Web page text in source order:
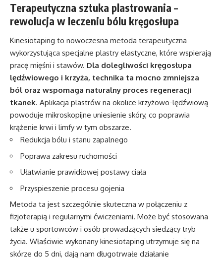
Terapeutyczna sztuka plastrowania –
rewolucja w leczeniu bólu kręgosłupa
Kinesiotaping to nowoczesna metoda terapeutyczna
wykorzystująca specjalne plastry elastyczne, które wspierają
pracę mięśni i stawów. Dla dolegliwości kręgosłupa
lędźwiowego i krzyża, technika ta mocno zmniejsza
ból oraz wspomaga naturalny proces regeneracji
tkanek. Aplikacja plastrów na okolice krzyżowo-lędźwiową
powoduje mikroskopijne uniesienie skóry, co poprawia
krążenie krwi i limfy w tym obszarze.
Redukcja bólu i stanu zapalnego
Poprawa zakresu ruchomości
Ułatwianie prawidłowej postawy ciała
Przyspieszenie procesu gojenia
Metoda ta jest szczególnie skuteczna w połączeniu z
fizjoterapią i regularnymi ćwiczeniami. Może być stosowana
także u sportowców i osób prowadzących siedzący tryb
życia. Właściwie wykonany kinesiotaping utrzymuje się na
skórze do 5 dni, dają nam długotrwałe działanie